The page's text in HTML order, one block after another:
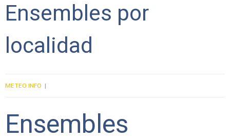
Ensembles por
localidad
METEO INFO
Ensembles